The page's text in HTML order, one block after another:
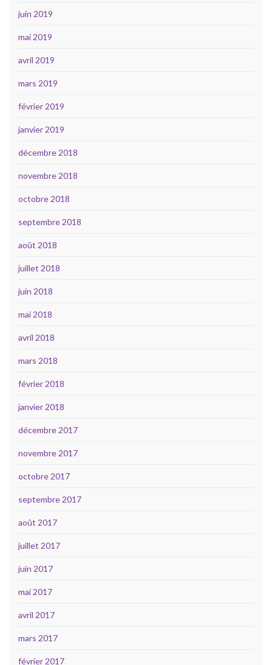
juin 2019
mai 2019
avril 2019
mars 2019
février 2019
janvier 2019
décembre 2018
novembre 2018
octobre 2018
septembre 2018
août 2018
juillet 2018
juin 2018
mai 2018
avril 2018
mars 2018
février 2018
janvier 2018
décembre 2017
novembre 2017
octobre 2017
septembre 2017
août 2017
juillet 2017
juin 2017
mai 2017
avril 2017
mars 2017
février 2017